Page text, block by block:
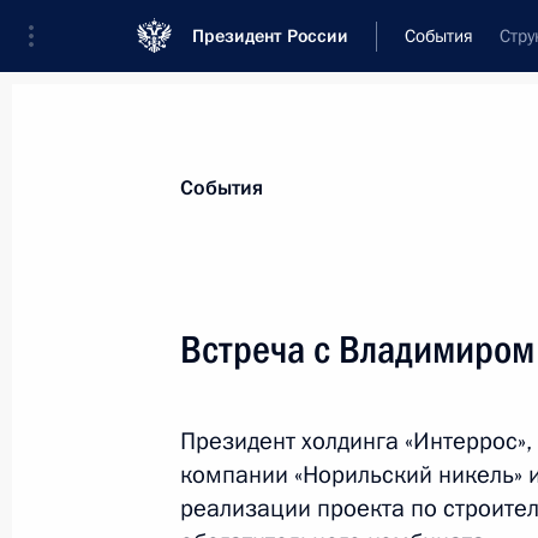
Президент России События
Новости
4 ноября 2014 года, 15:30 Москва
События
Встреча с
Президент холдинга
компании «Норильский никель»
реализации проекта по